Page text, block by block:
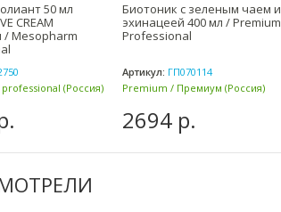
50 мл
CREAM
Mesopharm
(Россия)
Биотоник с зеленым чаем и
эхинацеей 400 мл / Premium
Professional
Артикул: ГП070114
Premium / Премиум (Россия)
2694 р.